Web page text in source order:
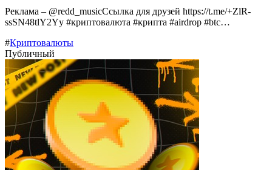
Реклама – @redd_musicСсылка для друзей https://t.me/+ZlR-
ssSN48tlY2Yy #криптовалюта #крипта #airdrop #btc…
#Криптовалюты
Публичный